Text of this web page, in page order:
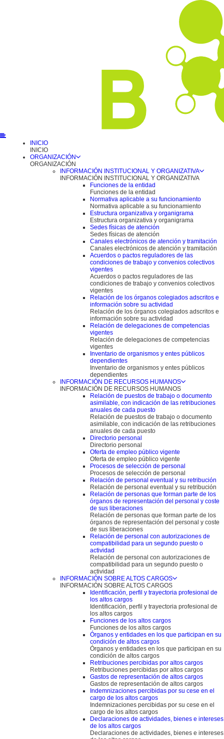
INICIO
INICIO
ORGANIZACIÓN
ORGANIZACIÓN
INFORMACIÓN INSTITUCIONAL Y ORGANIZATIVA
INFORMACIÓN INSTITUCIONAL Y ORGANIZATIVA
Funciones de la entidad
Funciones de la entidad
Normativa aplicable a su funcionamiento
Normativa aplicable a su funcionamiento
Estructura organizativa y organigrama
Estructura organizativa y organigrama
Sedes físicas de atención
Sedes físicas de atención
Canales electrónicos de atención y tramitación
Canales electrónicos de atención y tramitación
Acuerdos o pactos reguladores de las
condiciones de trabajo y convenios colectivos
vigentes
Acuerdos o pactos reguladores de las
condiciones de trabajo y convenios colectivos
vigentes
Relación de los órganos colegiados adscritos e
información sobre su actividad
Relación de los órganos colegiados adscritos e
información sobre su actividad
Relación de delegaciones de competencias
vigentes
Relación de delegaciones de competencias
vigentes
Inventario de organismos y entes públicos
dependientes
Inventario de organismos y entes públicos
dependientes
INFORMACIÓN DE RECURSOS HUMANOS
INFORMACIÓN DE RECURSOS HUMANOS
Relación de puestos de trabajo o documento
asimilable, con indicación de las retribuciones
anuales de cada puesto
Relación de puestos de trabajo o documento
asimilable, con indicación de las retribuciones
anuales de cada puesto
Directorio personal
Directorio personal
Oferta de empleo público vigente
Oferta de empleo público vigente
Procesos de selección de personal
Procesos de selección de personal
Relación de personal eventual y su retribución
Relación de personal eventual y su retribución
Relación de personas que forman parte de los
órganos de representación del personal y coste
de sus liberaciones
Relación de personas que forman parte de los
órganos de representación del personal y coste
de sus liberaciones
Relación de personal con autorizaciones de
compatibilidad para un segundo puesto o
actividad
Relación de personal con autorizaciones de
compatibilidad para un segundo puesto o
actividad
INFORMACIÓN SOBRE ALTOS CARGOS
INFORMACIÓN SOBRE ALTOS CARGOS
Identificación, perfil y trayectoria profesional de
los altos cargos
Identificación, perfil y trayectoria profesional de
los altos cargos
Funciones de los altos cargos
Funciones de los altos cargos
Órganos y entidades en los que participan en su
condición de altos cargos
Órganos y entidades en los que participan en su
condición de altos cargos
Retribuciones percibidas por altos cargos
Retribuciones percibidas por altos cargos
Gastos de representación de altos cargos
Gastos de representación de altos cargos
Indemnizaciones percibidas por su cese en el
cargo de los altos cargos
Indemnizaciones percibidas por su cese en el
cargo de los altos cargos
Declaraciones de actividades, bienes e intereses
de los altos cargos
Declaraciones de actividades, bienes e intereses